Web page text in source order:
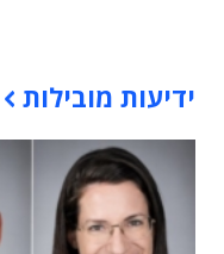
ידיעות מובילות